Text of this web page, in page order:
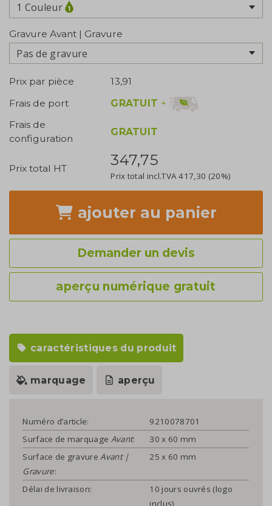
1 Couleur
Gravure Avant | Gravure
Pas de gravure
Prix par pièce
13,91
Frais de port
GRATUIT +
Frais de
configuration
GRATUIT
Prix total HT 347,75
Prix total incl.TVA417,30 (20%)
ajouter au panier
Demander un devis
aperçu numérique gratuit
caractéristiques du produit
marquage aperçu
Numéro d’article:
9210078701
Surface de marquage Avant:
30 x 60 mm
Surface de gravureAvant |
Gravure:
25 x 60 mm
Délai de livraison:
10 jours ouvrés (logo
inclus)